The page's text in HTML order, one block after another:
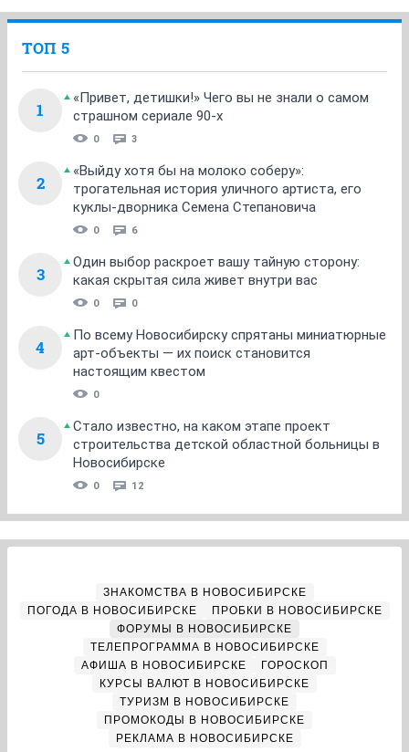
ТОП 5
1
«Привет, детишки!» Чего вы не знали о самом
страшном сериале 90-х
0 3
2
«Выйду хотя бы на молоко соберу»:
трогательная история уличного артиста, его
куклы-дворника Семена Степановича
0 6
3
Один выбор раскроет вашу тайную сторону:
какая скрытая сила живет внутри вас
0 0
4
По всему Новосибирску спрятаны миниатюрные
арт-объекты — их поиск становится
настоящим квестом
0
5
Стало известно, на каком этапе проект
строительства детской областной больницы в
Новосибирске
0 12
ЗНАКОМСТВА В НОВОСИБИРСКЕ
ПОГОДА В НОВОСИБИРСКЕ
ПРОБКИ В НОВОСИБИРСКЕ
ФОРУМЫ В НОВОСИБИРСКЕ
ТЕЛЕПРОГРАММА В НОВОСИБИРСКЕ
АФИША В НОВОСИБИРСКЕ
ГОРОСКОП
КУРСЫ ВАЛЮТ В НОВОСИБИРСКЕ
ТУРИЗМ В НОВОСИБИРСКЕ
ПРОМОКОДЫ В НОВОСИБИРСКЕ
РЕКЛАМА В НОВОСИБИРСКЕ